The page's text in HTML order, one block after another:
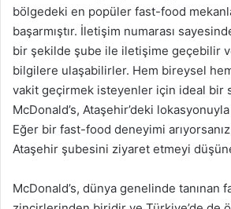
bölgedeki en popüler fast-food
başarmıştır. İletişim numarası
bir şekilde şube ile iletişime geçebilir
bilgilere ulaşabilirler. Hem bireysel
vakit geçirmek isteyenler için ideal bir
McDonald’s, Ataşehir’deki
Eğer bir fast-food deneyimi
Ataşehir şubesini ziyaret etmeyi
McDonald’s, dünya genelinde tanınan